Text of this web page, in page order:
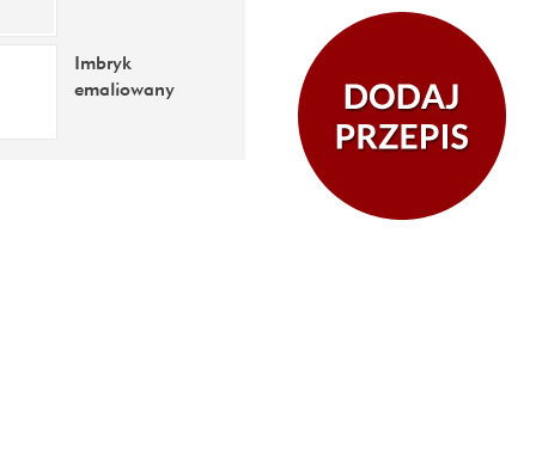
Imbryk
emaliowany